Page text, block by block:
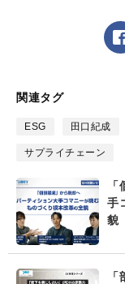
関連タグ
ESG 田口紀成
サプライチェーン
手
貌